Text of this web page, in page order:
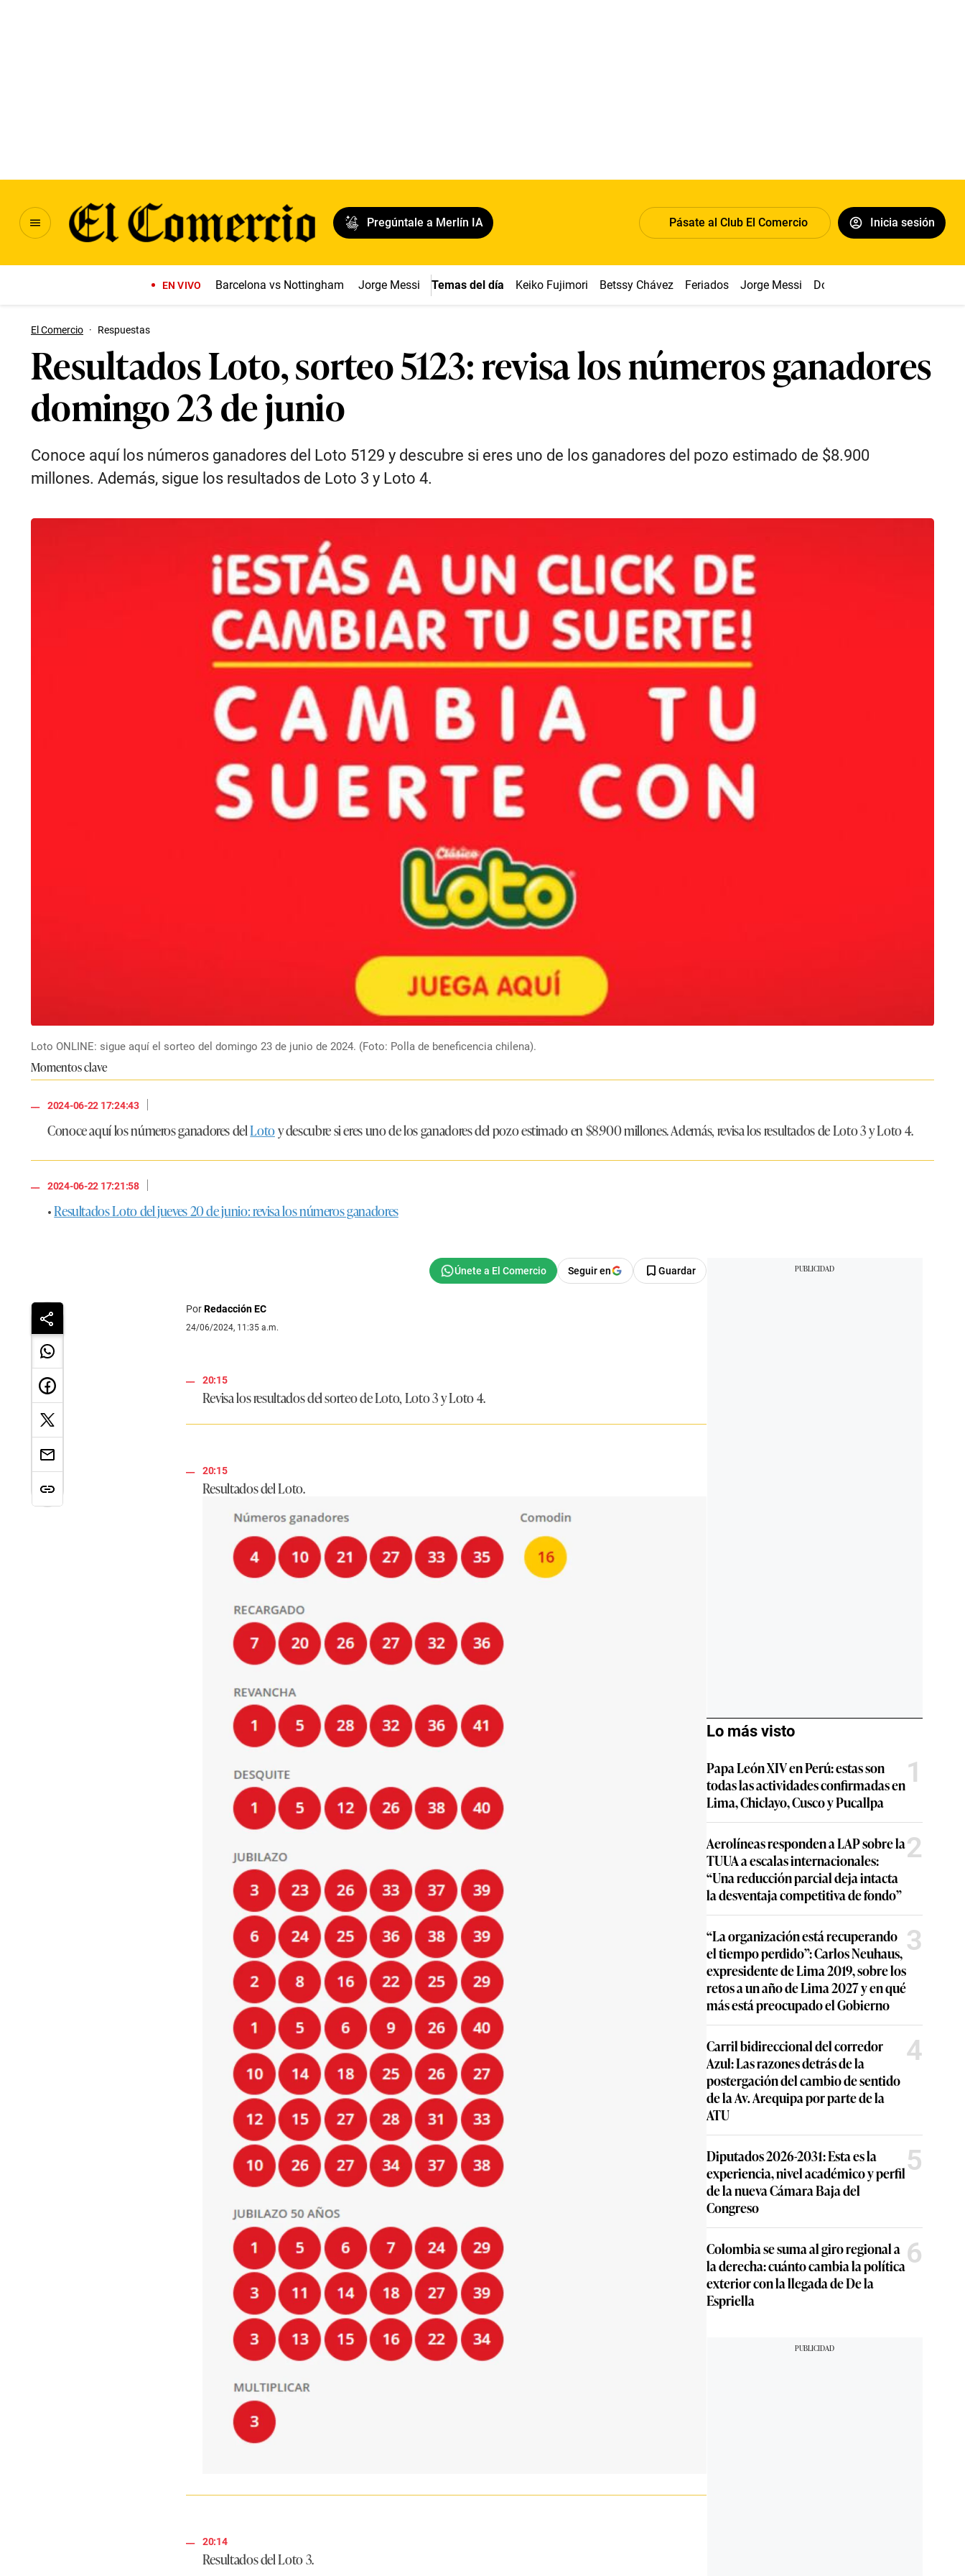
Pregúntale a Merlín IA Pásate al Club El Comercio Inicia sesión
EN VIVO Barcelona vs Nottingham Jorge Messi Temas del día Keiko Fujimori Betssy Chávez Feriados Jorge Messi Dólar
El Comercio · Respuestas
Resultados Loto, sorteo 5123: revisa los números ganadores
domingo 23 de junio
Conoce aquí los números ganadores del Loto 5129 y descubre si eres uno de los ganadores del pozo estimado de $8.900
millones. Además, sigue los resultados de Loto 3 y Loto 4.
Loto ONLINE: sigue aquí el sorteo del domingo 23 de junio de 2024. (Foto: Polla de beneficencia chilena).
Momentos clave
2024-06-22 17:24:43
|
Conoce aquí los números ganadores delLotoy descubre si eres uno de los ganadores del pozo estimado en$8.900 millones.Además, revisa los resultados de Loto 3 y Loto 4.
2024-06-22 17:21:58
|
•Resultados Loto del jueves 20 de junio: revisa los números ganadores
Seguir en Guardar
PorRedacción EC
24/06/2024, 11:35 a.m.
20:15
Revisa los resultados del sorteo deLoto, Loto 3 y Loto 4.
20:15
Resultados del Loto.
20:14
Resultados del Loto 3.
Lo más visto
Papa León XIV en Perú: estas son
todas las actividades confirmadas en
Lima, Chiclayo, Cusco y Pucallpa
1
Aerolíneas responden a LAP sobre la
TUUA a escalas internacionales:
“Una reducción parcial deja intacta
la desventaja competitiva de fondo”
2
“La organización está recuperando
el tiempo perdido”: Carlos Neuhaus,
expresidente de Lima 2019, sobre los
retos a un año de Lima 2027 y en qué
más está preocupado el Gobierno
3
Carril bidireccional del corredor
Azul: Las razones detrás de la
postergación del cambio de sentido
de la Av. Arequipa por parte de la
ATU
4
Diputados 2026-2031: Esta es la
experiencia, nivel académico y perfil
de la nueva Cámara Baja del
Congreso
5
Colombia se suma al giro regional a
la derecha: cuánto cambia la política
exterior con la llegada de De la
Espriella
6